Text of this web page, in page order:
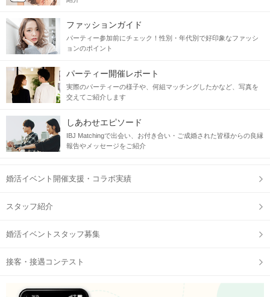
ファッションガイド
パーティー参加前にチェック！性別・年代別で好印象なファッシ
ョンのポイント
パーティー開催レポート
実際のパーティーの様子や、何組マッチングしたかなど、写真を
交えてご紹介します
しあわせエピソード
IBJ Matchingで出会い、お付き合い・ご成婚された皆様からの良縁
報告やメッセージをご紹介
婚活イベント開催支援・コラボ実績
スタッフ紹介
婚活イベントスタッフ募集
接客・接遇コンテスト